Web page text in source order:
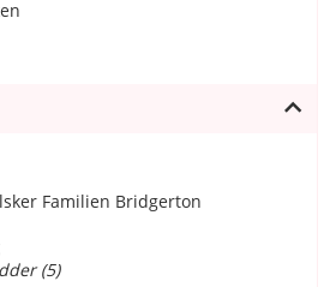
Familien Bridgerton
(5)